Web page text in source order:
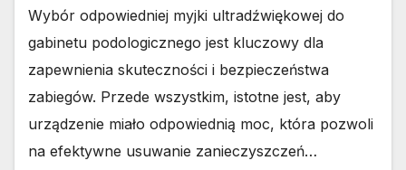
Wybór odpowiedniej myjki ultradźwiękowej do
gabinetu podologicznego jest kluczowy dla
zapewnienia skuteczności i bezpieczeństwa
zabiegów. Przede wszystkim, istotne jest, aby
urządzenie miało odpowiednią moc, która pozwoli
na efektywne usuwanie zanieczyszczeń…